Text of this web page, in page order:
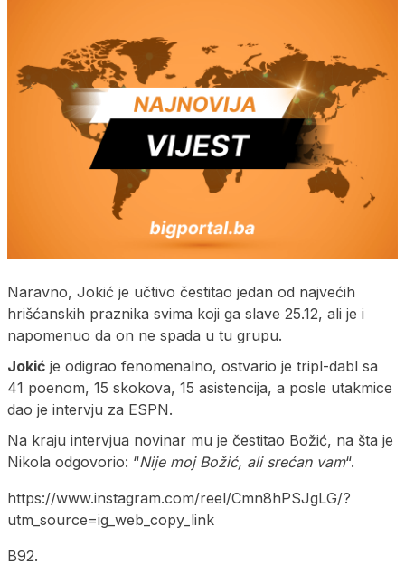
Naravno, Jokić je učtivo čestitao jedan od najvećih
hrišćanskih praznika svima koji ga slave 25.12, ali je i
napomenuo da on ne spada u tu grupu.
Jokić je odigrao fenomenalno, ostvario je tripl-dabl sa
41 poenom, 15 skokova, 15 asistencija, a posle utakmice
dao je intervju za ESPN.
Na kraju intervjua novinar mu je čestitao Božić, na šta je
Nikola odgovorio: “Nije moj Božić, ali srećan vam“.
https://www.instagram.com/reel/Cmn8hPSJgLG/?
utm_source=ig_web_copy_link
B92.